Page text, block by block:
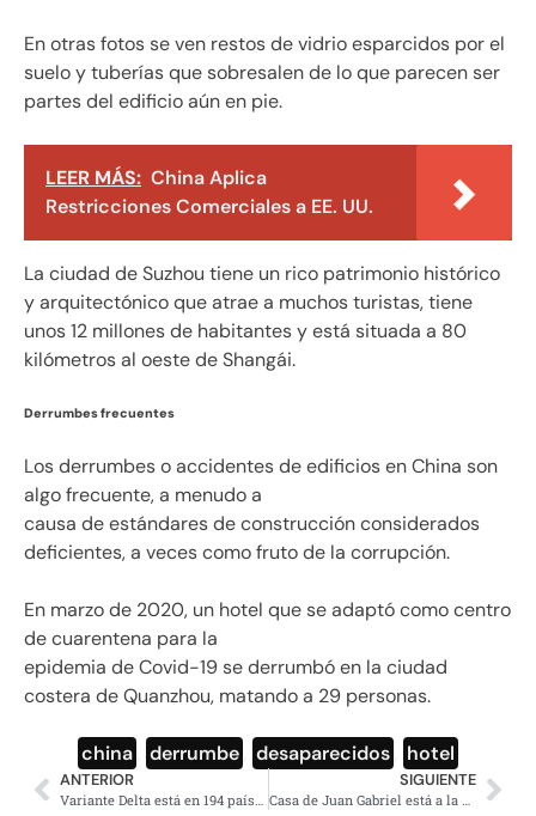
En otras fotos se ven restos de vidrio esparcidos por el
suelo y tuberías que sobresalen de lo que parecen ser
partes del edificio aún en pie.
LEER MÁS: China Aplica
Restricciones Comerciales a EE. UU.
La ciudad de Suzhou tiene un rico patrimonio histórico
y arquitectónico que atrae a muchos turistas, tiene
unos 12 millones de habitantes y está situada a 80
kilómetros al oeste de Shangái.
Derrumbes frecuentes
Los derrumbes o accidentes de edificios en China son
algo frecuente, a menudo a
causa de estándares de construcción considerados
deficientes, a veces como fruto de la corrupción.
En marzo de 2020, un hotel que se adaptó como centro
de cuarentena para la
epidemia de Covid-19 se derrumbó en la ciudad
costera de Quanzhou, matando a 29 personas.
china derrumbe desaparecidos hotel
ANTERIOR
Variante Delta está en 194 países y en poco tiempo será la cepa dominante
SIGUIENTE
Casa de Juan Gabriel está a la venta y así es por dentro